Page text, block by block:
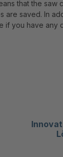
that the saw
are saved. In
if you have any